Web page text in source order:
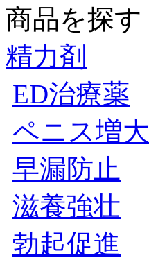
商品を探す
精力剤
ED治療薬
ペニス増大
早漏防止
滋養強壮
勃起促進